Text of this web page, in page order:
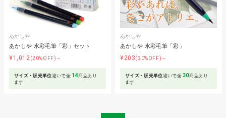
あかしや
あかしや 水彩毛筆「彩」セット
¥1,012 (20%OFF)～
サイズ・販売単位違いで全 14商品あり
ます
あかしや
あかしや 水彩毛筆「彩」
¥203(20%OFF)～
サイズ・販売単位違いで全30商品あり
ます